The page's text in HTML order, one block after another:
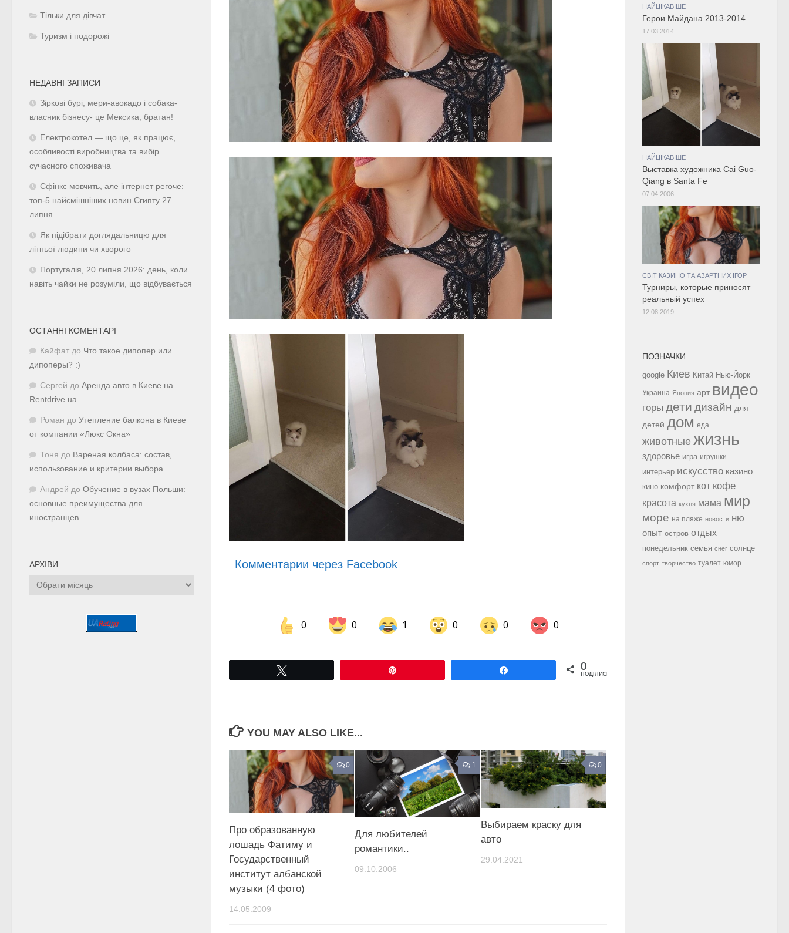
Комментарии через Facebook
0 0 1 0 0 0
Share on Facebook Share on LinkedIn Share on Twitter 0
ПОДІЛИСЬ
YOU MAY ALSO LIKE...
0
Про образованную
лошадь Фатиму и
Государственный
институт албанской
музыки (4 фото)
14.05.2009
1
Для любителей
романтики..
09.10.2006
0
Выбираем краску для
авто
29.04.2021
Тільки для дівчат
Туризм і подорожі
НЕДАВНІ ЗАПИСИ
Зіркові бурі, мери-авокадо і собака-
власник бізнесу- це Мексика, братан!
Електрокотел — що це, як працює,
особливості виробництва та вибір
сучасного споживача
Сфінкс мовчить, але інтернет регоче:
топ-5 найсмішніших новин Єгипту 27
липня
Як підібрати доглядальницю для
літньої людини чи хворого
Португалія, 20 липня 2026: день, коли
навіть чайки не розуміли, що відбувається
ОСТАННІ КОМЕНТАРІ
Кайфат до Что такое дипопер или
дипоперы? :)
Сергей до Аренда авто в Киеве на
Rentdrive.ua
Роман до Утепление балкона в Киеве
от компании «Люкс Окна»
Тоня до Вареная колбаса: состав,
использование и критерии выбора
Андрей до Обучение в вузах Польши:
основные преимущества для
иностранцев
АРХІВИ
Архіви
НАЙЦІКАВІШЕ
Герои Майдана 2013-2014
17.03.2014
НАЙЦІКАВІШЕ
Выставка художника Cai Guo-
Qiang в Santa Fe
07.04.2006
СВІТ КАЗИНО ТА АЗАРТНИХ ІГОР
Турниры, которые приносят
реальный успех
12.08.2019
ПОЗНАЧКИ
google Киев Китай Нью-Йорк
Украина Япония арт видео
горы дети дизайн для
детей дом еда
животные жизнь
здоровье игра игрушки
интерьер искусство казино
кино комфорт кот кофе
красота кухня мама мир
море на пляже новости ню
опыт остров отдых
понедельник семья снег солнце
спорт творчество туалет юмор